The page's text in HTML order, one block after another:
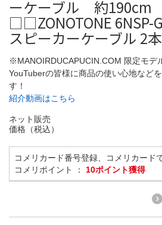
ーケーブル 約190cm
□□ZONOTONE 6NSP-
スピーカーケーブル 2本
※MANOIRDUCAPUCIN.COM 限定モデ
YouTuberの皆様に商品の使い心地など
す！
紹介動画はこちら
ネット販売
価格（税込）
コメリカード番号登録、コメリカード
コメリポイント ： 10ポイント獲得